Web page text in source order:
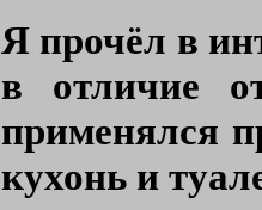
Я прочёл в
в отличие
применялся
кухонь и